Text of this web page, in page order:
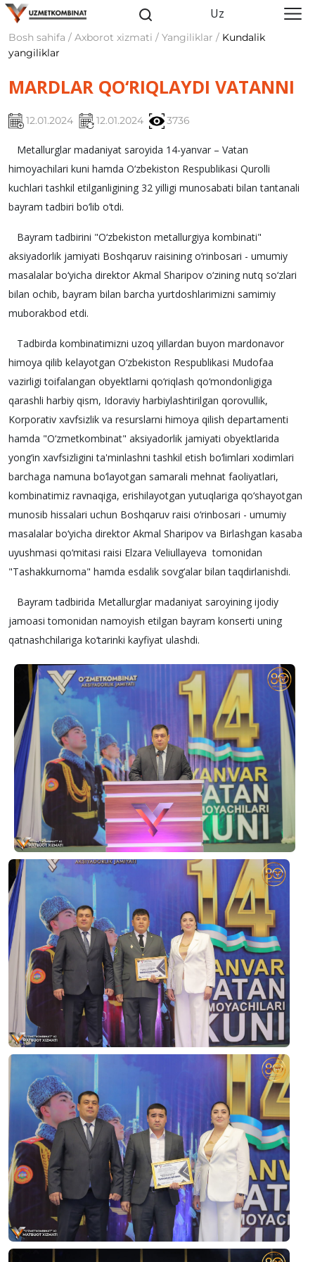
Uz
Bosh sahifa / Axborot xizmati / Yangiliklar / Kundalik
yangiliklar
MARDLAR QO‘RIQLAYDI VATANNI
12.01.2024 12.01.2024 3736
Metallurglar madaniyat saroyida 14-yanvar – Vatan
himoyachilari kuni hamda O‘zbekiston Respublikasi Qurolli
kuchlari tashkil etilganligining 32 yilligi munosabati bilan tantanali
bayram tadbiri bo‘lib o‘tdi.
Bayram tadbirini "O‘zbekiston metallurgiya kombinati"
aksiyadorlik jamiyati Boshqaruv raisining o‘rinbosari - umumiy
masalalar bo‘yicha direktor Akmal Sharipov o‘zining nutq so‘zlari
bilan ochib, bayram bilan barcha yurtdoshlarimizni samimiy
muborakbod etdi.
Тadbirda kombinatimizni uzoq yillardan buyon mardonavor
himoya qilib kelayotgan O‘zbekiston Respublikasi Mudofaa
vazirligi toifalangan obyektlarni qo‘riqlash qo‘mondonligiga
qarashli harbiy qism, Idoraviy harbiylashtirilgan qorоvullik,
Korporativ xavfsizlik va resurslarni himoya qilish departamenti
hamda "O‘zmetkombinat" aksiyadorlik jamiyati obyektlarida
yong‘in xavfsizligini ta'minlashni tashkil etish bo‘limlari xodimlari
barchaga namuna bo‘layotgan samarali mehnat faoliyatlari,
kombinatimiz ravnaqiga, erishilayotgan yutuqlariga qo‘shayotgan
munosib hissalari uchun Boshqaruv raisi o‘rinbosari - umumiy
masalalar bo‘yicha direktor Akmal Sharipov va Birlashgan kasaba
uyushmasi qo‘mitasi raisi Elzara Veliullayeva tomonidan
"Tashakkurnoma" hamda esdalik sovg‘alar bilan taqdirlanishdi.
Bayram tadbirida Metallurglar madaniyat saroyining ijodiy
jamoasi tomonidan namoyish etilgan bayram konserti uning
qatnashchilariga ko‘tarinki kayfiyat ulashdi.